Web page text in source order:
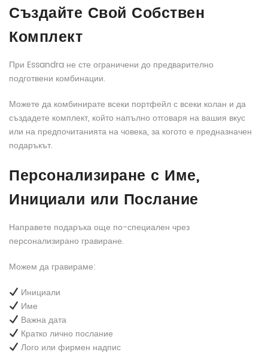
Създайте Свой Собствен
Комплект
При Essandra не сте ограничени до предварително
подготвени комбинации.
Можете да комбинирате всеки портфейл с всеки колан и да
създадете комплект, който напълно отговаря на вашия вкус
или на предпочитанията на човека, за когото е предназначен
подаръкът.
Персонализиране с Име,
Инициали или Послание
Направете подаръка още по-специален чрез
персонализирано гравиране.
Можем да гравираме:
Инициали
Име
Важна дата
Кратко лично послание
Лого или фирмен надпис